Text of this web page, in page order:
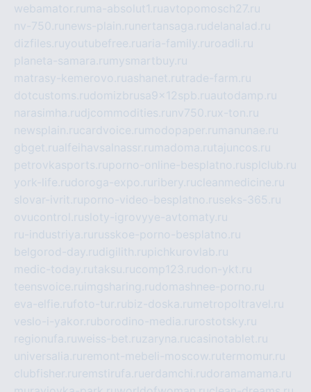
webamator.ru ma-absolut1.ruavtopomosch27.ru
nv-750.ru news-plain.ru nertansaga.rudelanalad.ru
dizfiles.ruyoutubefree.ruaria-family.ru roadli.ru
planeta-samara.ru mysmartbuy.ru
matrasy-kemerovo.ruashanet.rutrade-farm.ru
dotcustoms.rudomizbrusa9x12spb.ruautodamp.ru
narasimha.rudjcommodities.ru nv750.rux-ton.ru
newsplain.rucardvoice.ru modopaper.ru manunae.ru
gbget.rualfeihavsalnassr.ru madoma.rutajuncos.ru
petrovkasports.ruporno-online-besplatno.rusplclub.ru
york-life.rudoroga-expo.ru ribery.rucleanmedicine.ru
slovar-ivrit.ruporno-video-besplatno.ruseks-365.ru
ovucontrol.rusloty-igrovyye-avtomaty.ru
ru-industriya.ru russkoe-porno-besplatno.ru
belgorod-day.rudigilith.rupichkurovlab.ru
medic-today.rutaksu.rucomp123.rudon-ykt.ru
teensvoice.ru imgsharing.rudomashnee-porno.ru
eva-elfie.rufoto-tur.rubiz-doska.ru metropoltravel.ru
veslo-i-yakor.ruborodino-media.ru rostotsky.ru
regionufa.ruweiss-bet.ruzaryna.rucasinotablet.ru
universalia.ru remont-mebeli-moscow.rutermomur.ru
clubfisher.ru remstirufa.ruerdamchi.rudoramamama.ru